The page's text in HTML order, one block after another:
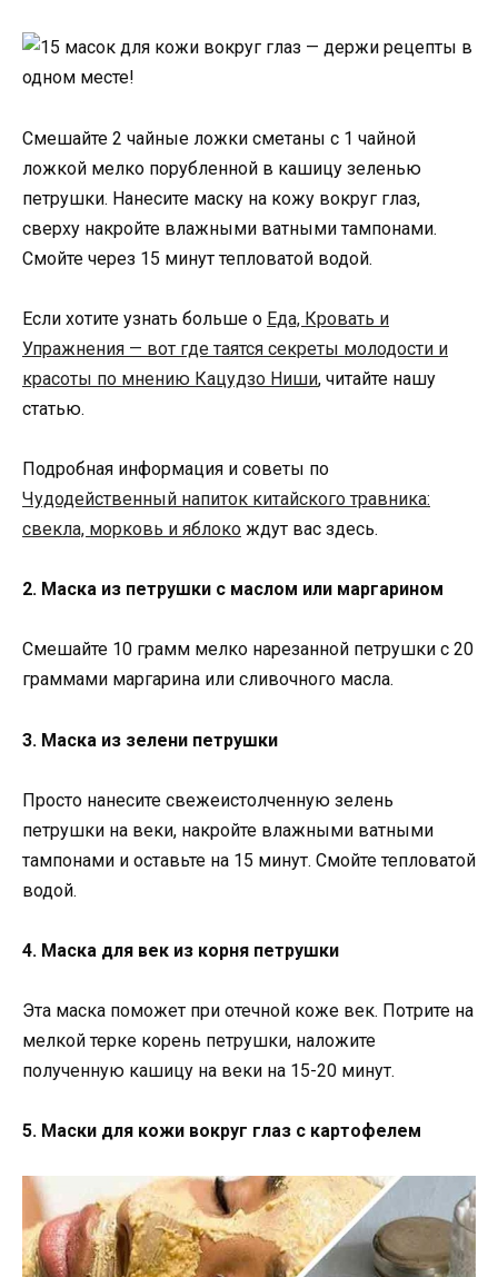
Смешайте 2 чайные ложки сметаны с 1 чайной
ложкой мелко порубленной в кашицу зеленью
петрушки. Нанесите маску на кожу вокруг глаз,
сверху накройте влажными ватными тампонами.
Смойте через 15 минут тепловатой водой.
Если хотите узнать больше о Еда, Кровать и
Упражнения — вот где таятся секреты молодости и
красоты по мнению Кацудзо Ниши, читайте нашу
статью.
Подробная информация и советы по
Чудодейственный напиток китайского травника:
свекла, морковь и яблоко ждут вас здесь.
2. Маска из петрушки с маслом или маргарином
Смешайте 10 грамм мелко нарезанной петрушки с 20
граммами маргарина или сливочного масла.
3. Маска из зелени петрушки
Просто нанесите свежеистолченную зелень
петрушки на веки, накройте влажными ватными
тампонами и оставьте на 15 минут. Смойте тепловатой
водой.
4. Маска для век из корня петрушки
Эта маска поможет при отечной коже век. Потрите на
мелкой терке корень петрушки, наложите
полученную кашицу на веки на 15-20 минут.
5. Маски для кожи вокруг глаз с картофелем